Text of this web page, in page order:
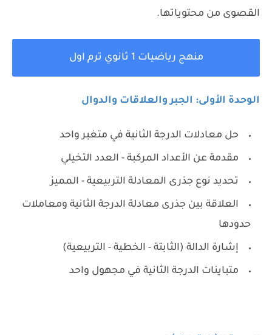
القصوى من محتوياتها.
منهج رياضيات 1 ثانوي ترم اول
الوحدة الأولى: الجبر والعلاقات والدوال
حل معادلات الدرجة الثانية في متغير واحد
مقدمة عن الأعداد المركبة - العدد التخيلي
تحديد نوع جذرى المعادلة التربيعية - المميز
العلاقة بين جذرى معادلة الدرجة الثانية ومعاملات
حدودها
إشارة الدالة (الثابتة - الخطية - التربيعية)
متباينات الدرجة الثانية في مجهول واحد